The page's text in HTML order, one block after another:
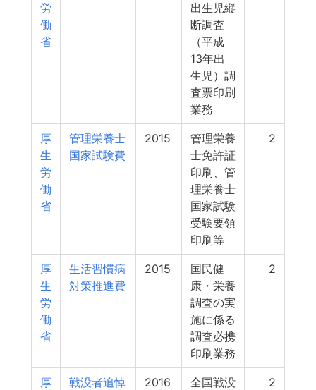
労
働
省
出生児縦
断調査
（平成
13年出
生児）調
査票印刷
業務
厚
生
労
働
省
管理栄養士
国家試験費
2015
管理栄養
士免許証
印刷、管
理栄養士
国家試験
受験要領
印刷等
2
厚
生
労
働
省
生活習慣病
対策推進費
2015
国民健
康・栄養
調査の実
施に係る
調査必携
印刷業務
2
厚 戦没者追悼 2016 全国戦没 2